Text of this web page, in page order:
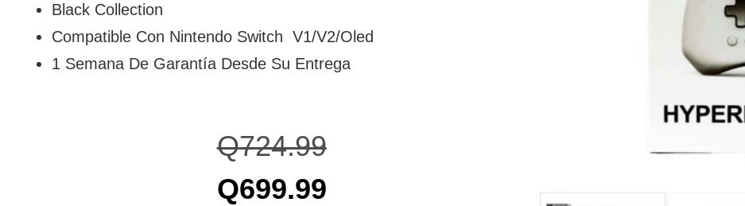
Black Collection
Compatible Con Nintendo Switch V1/V2/Oled
1 Semana De Garantía Desde Su Entrega
Q724.99
Q699.99